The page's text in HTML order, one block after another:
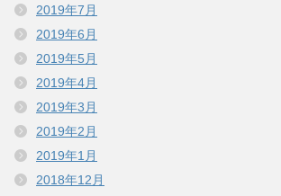
2019年7月
2019年6月
2019年5月
2019年4月
2019年3月
2019年2月
2019年1月
2018年12月